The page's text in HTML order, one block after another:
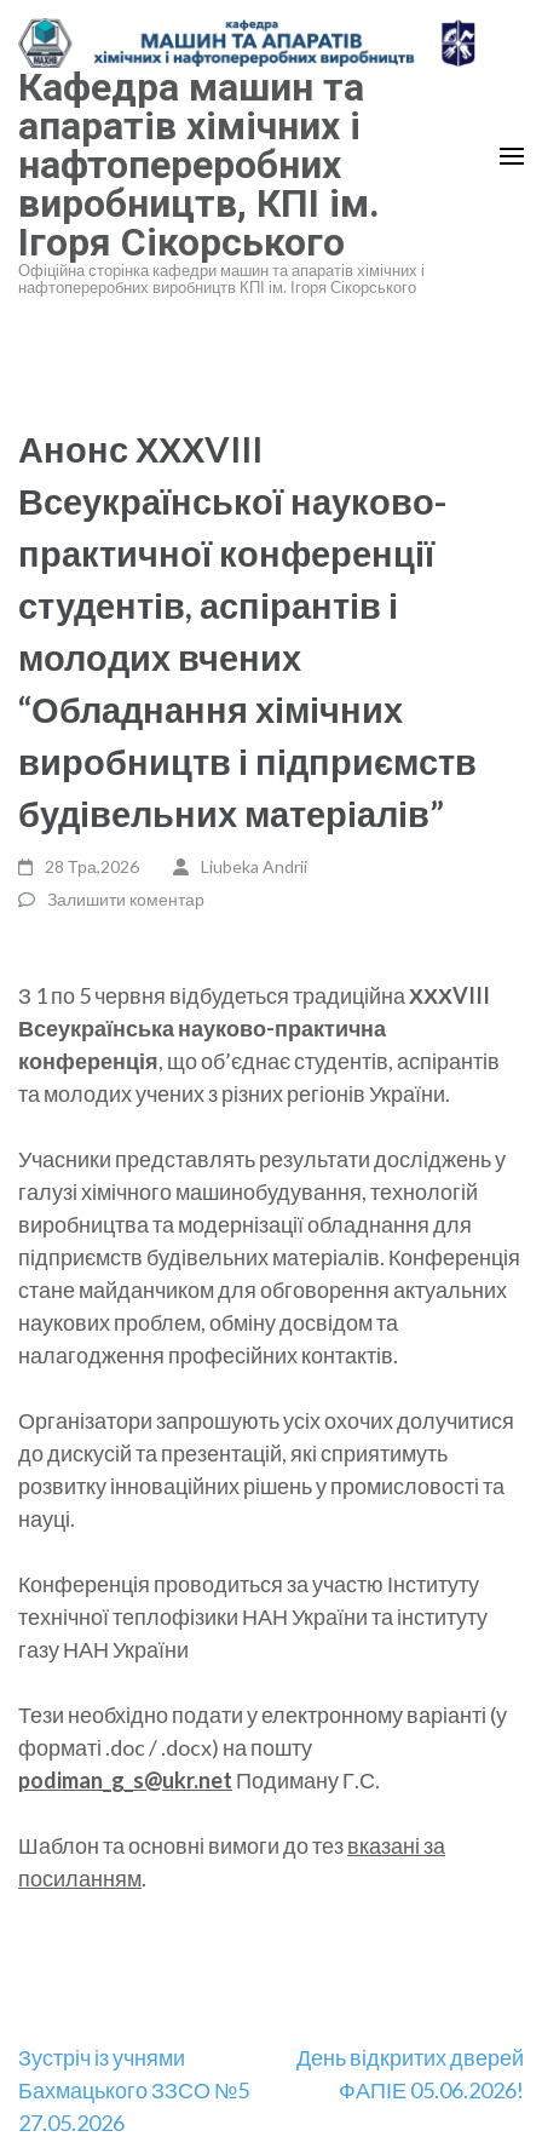
Перейти
до
вмісту
(натисніть
Enter)
Кафедра машин та
апаратів хімічних і
нафтопереробних
виробництв, КПІ ім.
Ігоря Сікорського
Офіційна сторінка кафедри машин та апаратів хімічних і
нафтопереробних виробництв КПІ ім. Ігоря Сікорського
Анонс ХХХVIII
Всеукраїнської науково-
практичної конференції
студентів, аспірантів і
молодих вчених
“Обладнання хімічних
виробництв і підприємств
будівельних матеріалів”
28 Тра,2026
Liubeka Andrii
Залишити коментар
З 1 по 5 червня відбудеться традиційнаХХХVIII
Всеукраїнська науково-практична
конференція, що об’єднає студентів, аспірантів
та молодих учених з різних регіонів України.
Учасники представлять результати досліджень у
галузі хімічного машинобудування, технологій
виробництва та модернізації обладнання для
підприємств будівельних матеріалів. Конференція
стане майданчиком для обговорення актуальних
наукових проблем, обміну досвідом та
налагодження професійних контактів.
Організатори запрошують усіх охочих долучитися
до дискусій та презентацій, які сприятимуть
розвитку інноваційних рішень у промисловості та
науці.
Конференція проводиться за участю Інституту
технічної теплофізики НАН України та інституту
газу НАН України
Тези необхідно подати у електронному варіанті (у
форматі .doc / .docx) на пошту
podiman_g_s@ukr.net Подиману Г.С.
Шаблон та основні вимоги до тезвказані за
посиланням.
Навігація
записів
Зустріч із учнями
Бахмацького ЗЗСО №5
27.05.2026
День відкритих дверей
ФАПІЕ 05.06.2026!